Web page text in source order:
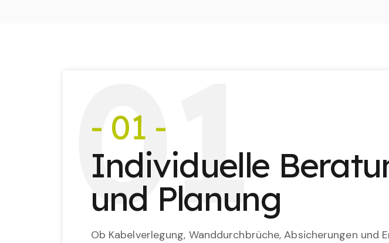
01
- 01 -
Individuelle
und Planung
Ob Kabelverlegung, Wanddurchbrüche, Absicherungen und